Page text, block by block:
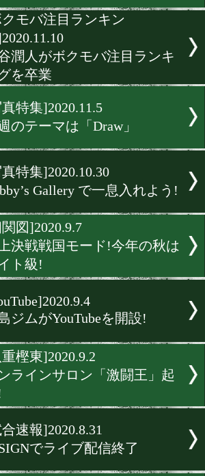
[テレビ欄]2020.11.24
比嘉大吾がNHK「ストーリ
ズ」に出演
[ライブ配信]2020.11.21
今夜18時からBOXING
ライブ配信!
[写真特集]2020.11.19
おめでとう!中谷潤人の歩み
[ボクモバ注目ランキン
グ]2020.11.10
中谷潤人がボクモバ注目ラ
ングを卒業
[写真特集]2020.11.5
今週のテーマは「Draw」
[写真特集]2020.10.30
Bobby’s Gallery で一息入れ